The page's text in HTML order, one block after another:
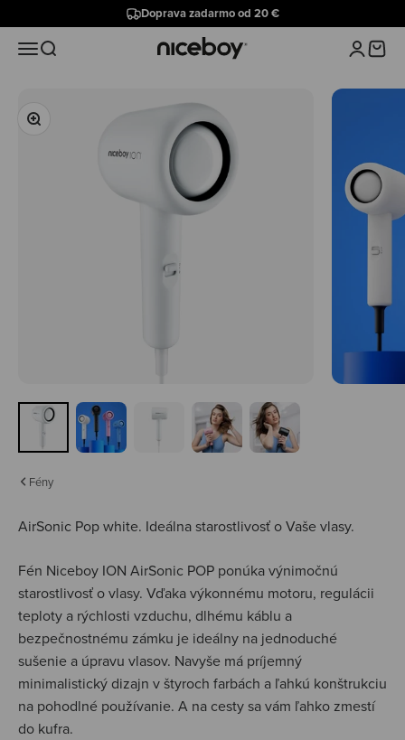
Doprava zadarmo od 20 €
MenuHľadať Niceboy Prihlásiť
Košík
Priblížiť
Fény
AirSonic Pop white. Ideálna starostlivosť o Vaše vlasy.
Fén Niceboy ION AirSonic POP ponúka výnimočnú
starostlivosť o vlasy. Vďaka výkonnému motoru, regulácii
teploty a rýchlosti vzduchu, dlhému káblu a
bezpečnostnému zámku je ideálny na jednoduché
sušenie a úpravu vlasov. Navyše má príjemný
minimalistický dizajn v štyroch farbách a ľahkú konštrukciu
na pohodlné používanie. A na cesty sa vám ľahko zmestí
do kufra.